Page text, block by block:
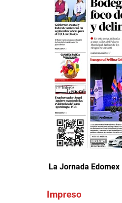
La Jornada
Impreso